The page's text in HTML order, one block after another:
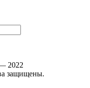
2022
защищены.